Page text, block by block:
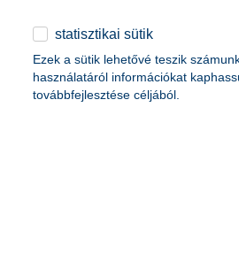
statisztikai sütik
Ezek a sütik lehetővé teszik
használatáról információkat
továbbfejlesztése céljából.